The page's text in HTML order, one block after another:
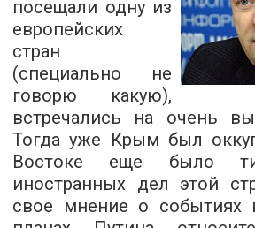
посещали одну из
европейских
стран
(специально не
говорю какую),
встречались на очень
Тогда уже Крым был
Востоке еще было
иностранных дел этой
свое мнение о событиях